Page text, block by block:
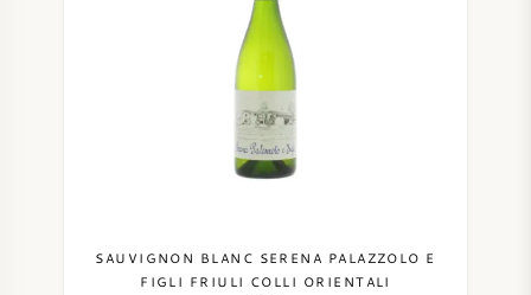
SAUVIGNON BLANC SERENA PALAZZOLO E
FIGLI FRIULI COLLI ORIENTALI